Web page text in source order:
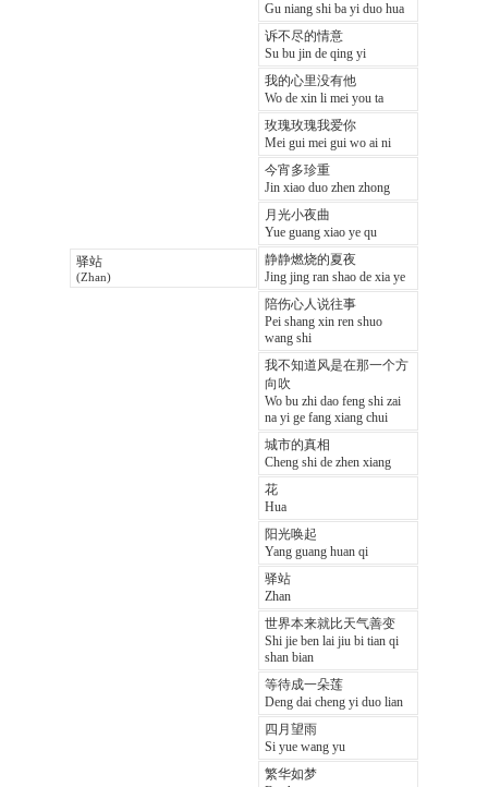
Gu niang shi ba yi duo hua
诉不尽的情意
Su bu jin de qing yi
我的心里没有他
Wo de xin li mei you ta
玫瑰玫瑰我爱你
Mei gui mei gui wo ai ni
今宵多珍重
Jin xiao duo zhen zhong
月光小夜曲
Yue guang xiao ye qu
驿站
(Zhan)
静静燃烧的夏夜
Jing jing ran shao de xia ye
陪伤心人说往事
Pei shang xin ren shuo
wang shi
我不知道风是在那一个方
向吹
Wo bu zhi dao feng shi zai
na yi ge fang xiang chui
城市的真相
Cheng shi de zhen xiang
花
Hua
阳光唤起
Yang guang huan qi
驿站
Zhan
世界本来就比天气善变
Shi jie ben lai jiu bi tian qi
shan bian
等待成一朵莲
Deng dai cheng yi duo lian
四月望雨
Si yue wang yu
繁华如梦